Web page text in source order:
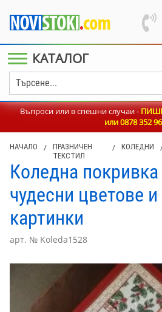
КАТАЛОГ
Въпроси или в спешни случаи -
или0878 352
НАЧАЛО /
ПРАЗНИЧЕН
ТЕКСТИЛ
/ КОЛЕДНИ
Коледна покривка
чудесни цветове
картинки
арт. № Koleda1528